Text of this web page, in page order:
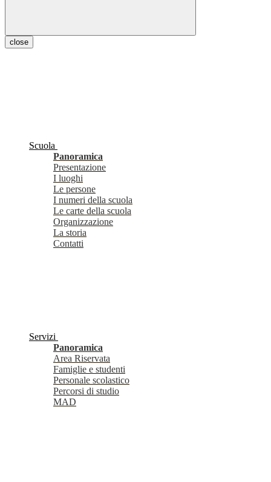
close
Scuola
Panoramica
Presentazione
I luoghi
Le persone
I numeri della scuola
Le carte della scuola
Organizzazione
La storia
Contatti
Servizi
Panoramica
Area Riservata
Famiglie e studenti
Personale scolastico
Percorsi di studio
MAD